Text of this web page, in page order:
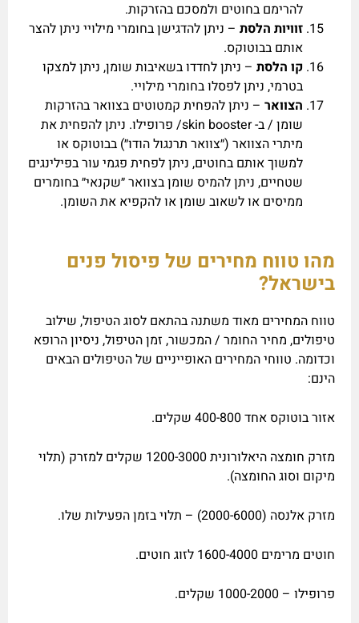
להרימם בחוטים ולמסכם בהזרקות.
זוויות הלסת – ניתן להדגישן בחומרי מילויי ניתן להצר
אותם בבוטוקס.
קו הלסת – ניתן לחדדו בשאיבות שומן, ניתן למצקו
בטרמי, ניתן לפסלו בחומרי מילויי.
הצוואר – ניתן להפחית קמטוטים בצוואר בהזרקות
שומן / ב- skin booster/ פרופילו. ניתן להפחית את
מיתרי הצוואר (״צוואר תרנגול הודו״) בבוטוקס או
למשוך אותם בחוטים, ניתן לפחית פגמי עור בפילינגים
שטחיים, ניתן להמיס שומן בצוואר ״שקנאי״ בחומרים
ממיסים או לשאוב שומן או להקפיא את השומן.
מהו טווח מחירים של פיסול פנים
בישראל?
טווח המחירים מאוד משתנה בהתאם לסוג הטיפול, שילוב
טיפולים, מחיר החומר / המכשור, זמן הטיפול, ניסיון הרופא
וכדומה. טווחי המחירים האופייניים של הטיפולים הבאים
הינם:
אזור בוטוקס אחד 400-800 שקלים.
מזרק חומצה היאלורונית 1200-3000 שקלים למזרק (תלוי
מיקום וסוג החומצה).
מזרק אלנסה (2000-6000) – תלוי בזמן הפעילות שלו.
חוטים מרימים 1600-4000 לזוג חוטים.
פרופילו – 1000-2000 שקלים.